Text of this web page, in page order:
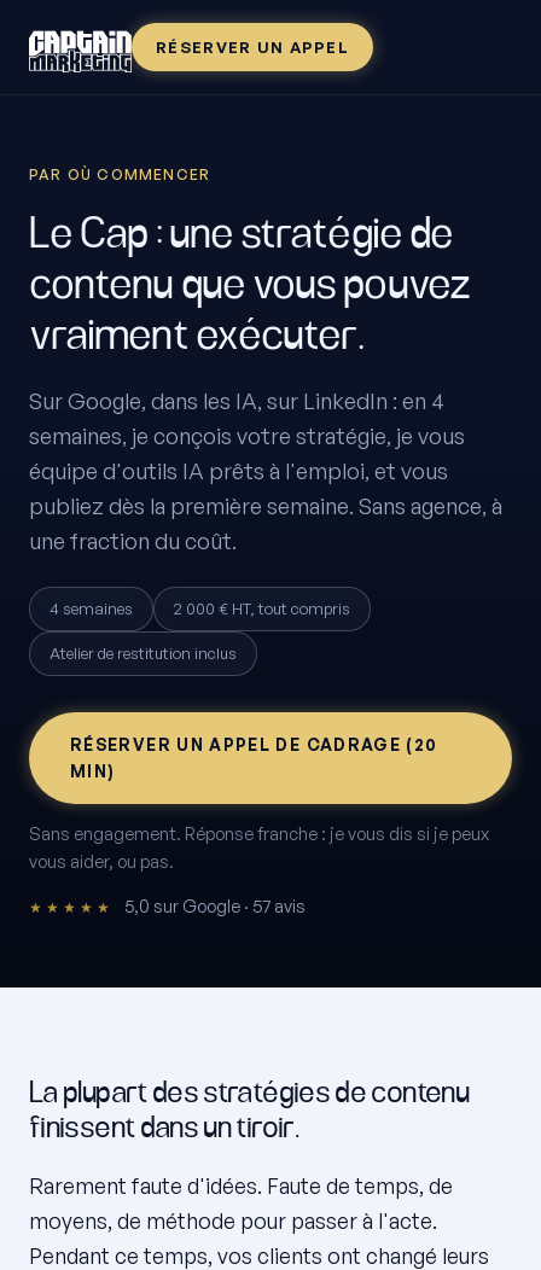
RÉSERVER UN APPEL
PAR OÙ COMMENCER
Le Cap : une stratégie de
contenu que vous pouvez
vraiment exécuter.
Sur Google, dans les IA, sur LinkedIn : en 4
semaines, je conçois votre stratégie, je vous
équipe d'outils IA prêts à l'emploi, et vous
publiez dès la première semaine. Sans agence, à
une fraction du coût.
4 semaines 2 000 € HT, tout compris
Atelier de restitution inclus
RÉSERVER UN APPEL DE CADRAGE (20
MIN)
Sans engagement. Réponse franche : je vous dis si je peux
vous aider, ou pas.
★★★★★ 5,0 sur Google · 57 avis
La plupart des stratégies de contenu
finissent dans un tiroir.
Rarement faute d'idées. Faute de temps, de
moyens, de méthode pour passer à l'acte.
Pendant ce temps, vos clients ont changé leurs